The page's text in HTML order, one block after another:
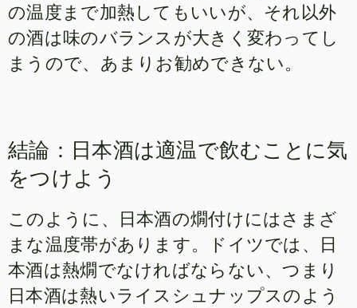
の温度まで加熱してもいいが、それ以外
の酒は味のバランスが大きく変わってし
まうので、あまりお勧めできない。
結論：日本酒は適温で飲むことに気
をつけよう
このように、日本酒の燗付けにはさまざ
まな温度帯があります。ドイツでは、日
本酒は熱燗でなければならない、つまり
日本酒は熱いライスシュナップスのよう